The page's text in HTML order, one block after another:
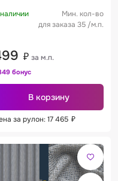
Мин. кол-во
для заказа 35 /м.п.
₽ за м.п.
бонус
В корзину
за рулон: 17 465 ₽